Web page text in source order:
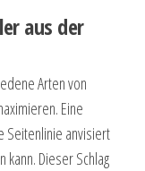
aus der
Arten von
Eine
Seitenlinie anvisiert
Dieser Schlag